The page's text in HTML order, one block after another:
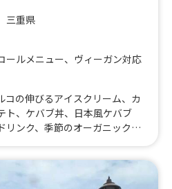
ップ･ 明太マヨ各種) (500円)、
ングポテト(チーズ)、ロング
ポテト(塩)、かき氷(自家製レ
)、かき氷(カルピス)、かき氷
ワイ)、かき氷(メロン)、かき氷
、角ハイボール、ハイネケ
、レモンサワー、ほろほろ鶏肉
円)、いちご飴 、焼きおにぎ
三重県
ールメニュー、 ヴィーガン対応
コの伸びるアイスクリーム、カ
ト、ケバブ丼、日本風ケバブ
リンク、季節のオーガニックス